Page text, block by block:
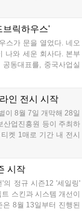
계 과정을 통해
은별 무기, 카라
있습니다....
브릭하우스'
스가 문을 열었다. 네오
나와 세운 회사다. 본부
동대표를, 중국사업실
에 위메이드맥스의 전
인 전시 시작
이 8월 7일 개막해 28일
산업진흥원 등이 주최하
켓 1매로 기간 내 전시
부문 등 다양한 인디게
규모로 열려 인디게임
시작
의 정규 시즌12 '세일링'
스킨과 시스템 개선이
8월 13일부터 진행된